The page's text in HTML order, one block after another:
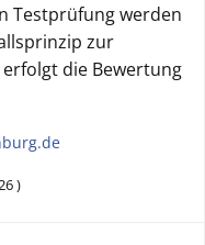
Testprüfung werden
zur
die Bewertung
)